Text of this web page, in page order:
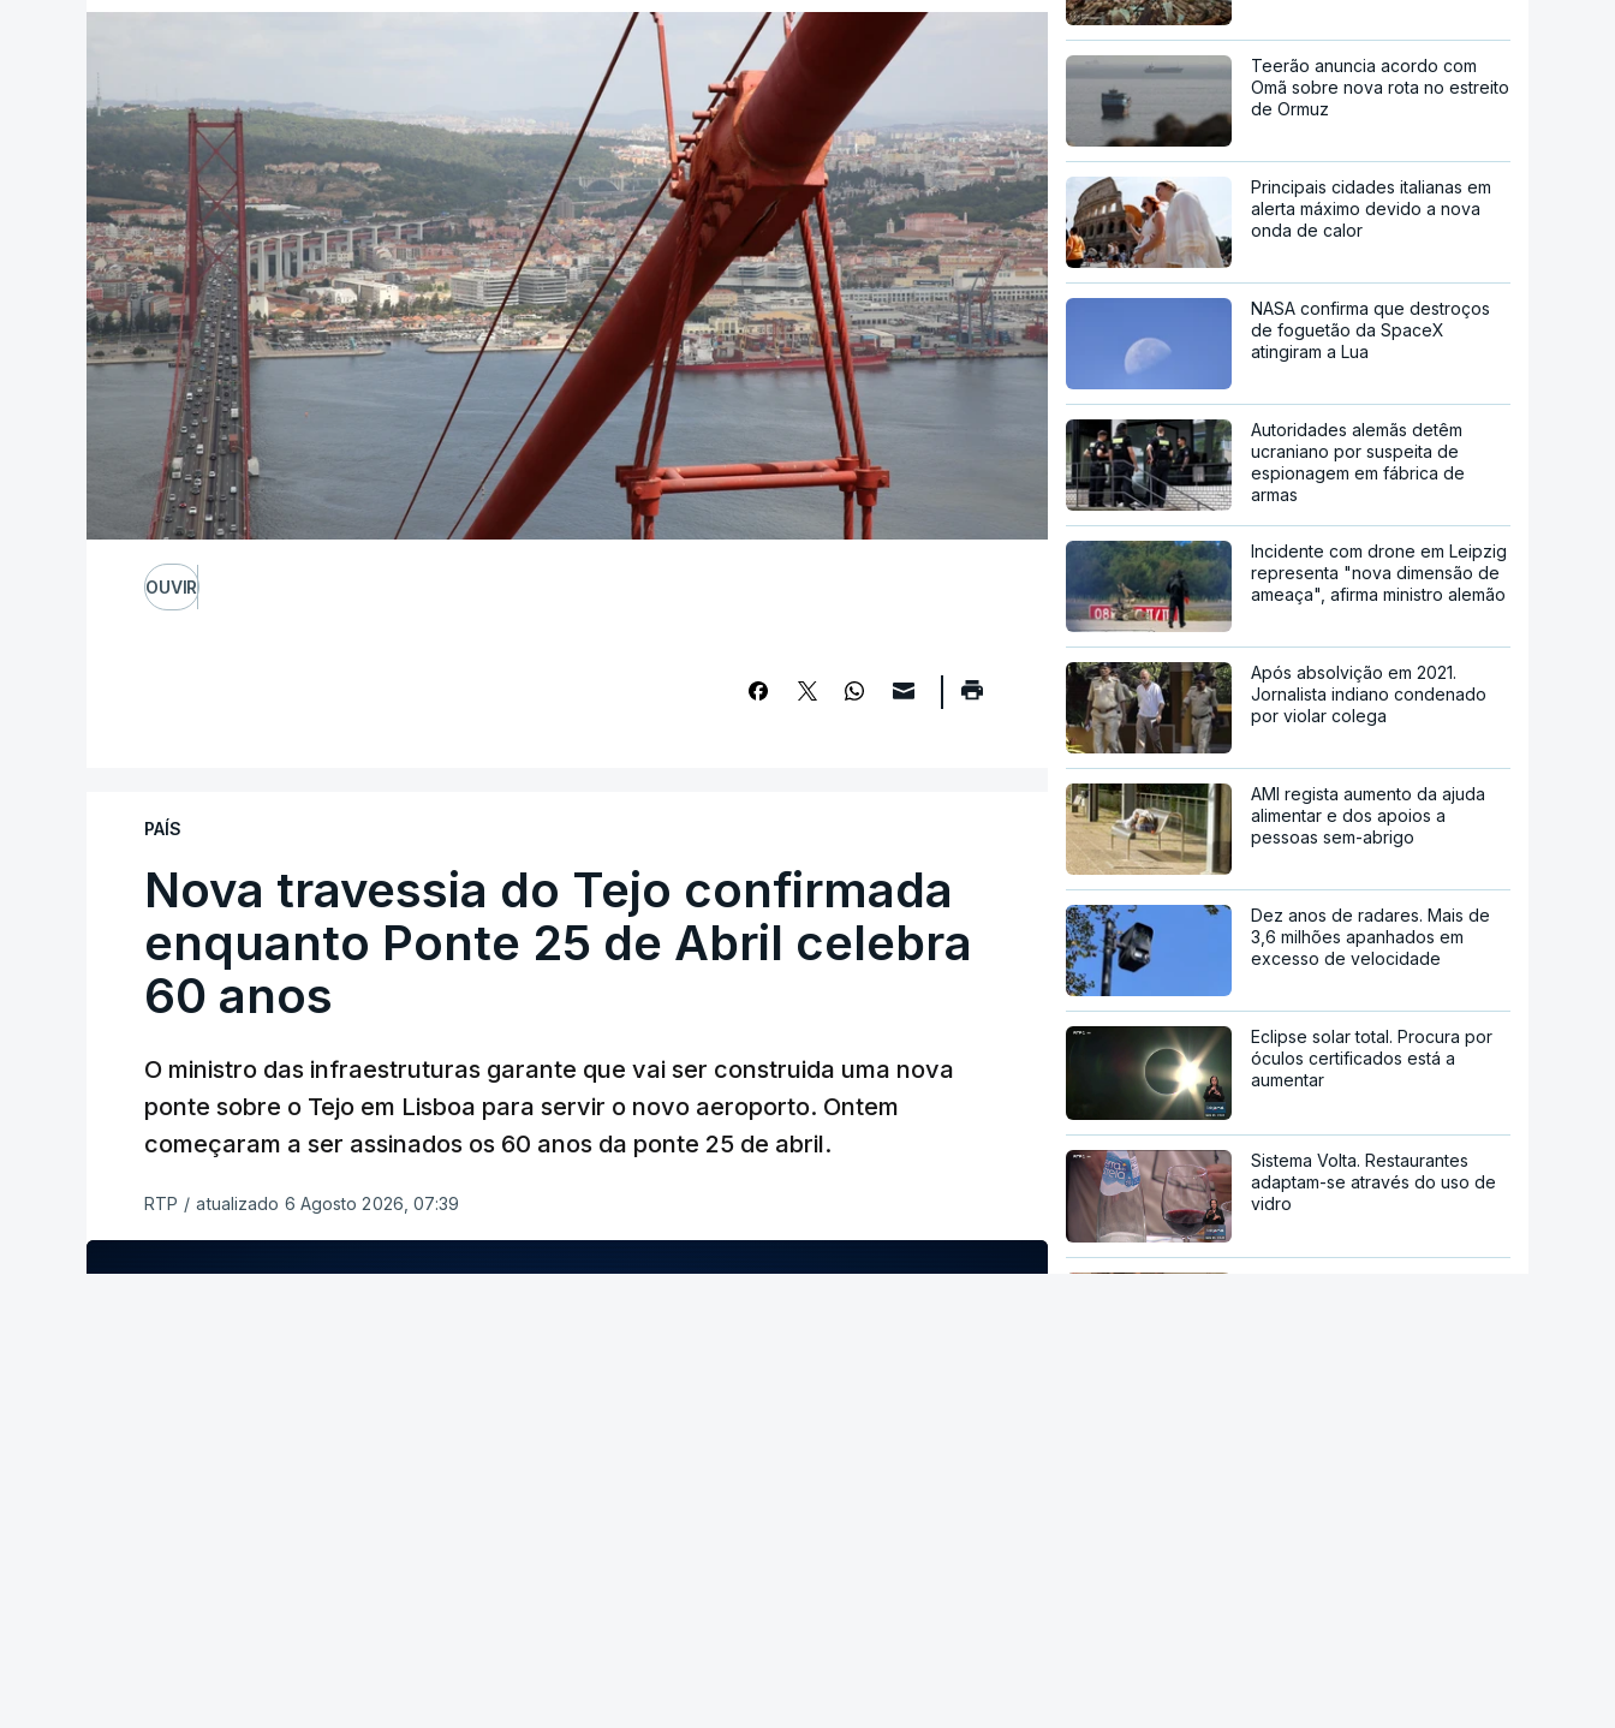
OUVIR
PAÍS
Nova travessia do Tejo confirmada
enquanto Ponte 25 de Abril celebra
60 anos
O ministro das infraestruturas garante que vai ser construida uma nova
ponte sobre o Tejo em Lisboa para servir o novo aeroporto. Ontem
começaram a ser assinados os 60 anos da ponte 25 de abril.
RTP / atualizado 6 Agosto 2026, 07:39
Teerão anuncia acordo com
Omã sobre nova rota no estreito
de Ormuz
Principais cidades italianas em
alerta máximo devido a nova
onda de calor
NASA confirma que destroços
de foguetão da SpaceX
atingiram a Lua
Autoridades alemãs detêm
ucraniano por suspeita de
espionagem em fábrica de
armas
Incidente com drone em Leipzig
representa "nova dimensão de
ameaça", afirma ministro alemão
Após absolvição em 2021.
Jornalista indiano condenado
por violar colega
AMI regista aumento da ajuda
alimentar e dos apoios a
pessoas sem-abrigo
Dez anos de radares. Mais de
3,6 milhões apanhados em
excesso de velocidade
Eclipse solar total. Procura por
óculos certificados está a
aumentar
Sistema Volta. Restaurantes
adaptam-se através do uso de
vidro